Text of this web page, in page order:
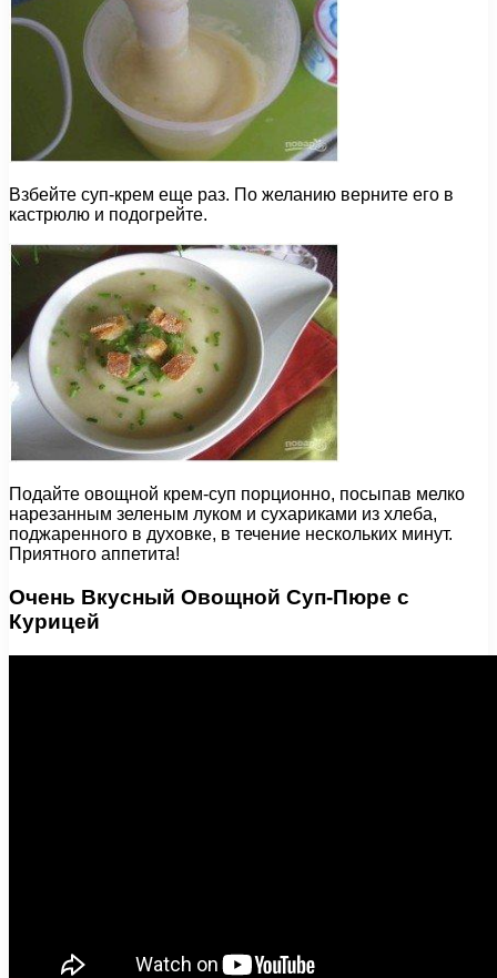
Взбейте суп-крем еще раз. По желанию верните его в
кастрюлю и подогрейте.
Подайте овощной крем-суп порционно, посыпав мелко
нарезанным зеленым луком и сухариками из хлеба,
поджаренного в духовке, в течение нескольких минут.
Приятного аппетита!
Очень Вкусный Овощной Суп-Пюре с
Курицей